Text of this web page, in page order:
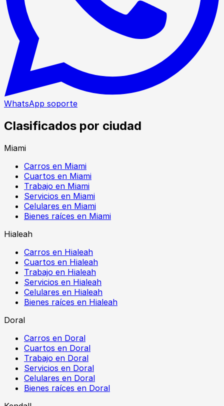
WhatsApp soporte
Clasificados por ciudad
Miami
Carros en Miami
Cuartos en Miami
Trabajo en Miami
Servicios en Miami
Celulares en Miami
Bienes raíces en Miami
Hialeah
Carros en Hialeah
Cuartos en Hialeah
Trabajo en Hialeah
Servicios en Hialeah
Celulares en Hialeah
Bienes raíces en Hialeah
Doral
Carros en Doral
Cuartos en Doral
Trabajo en Doral
Servicios en Doral
Celulares en Doral
Bienes raíces en Doral